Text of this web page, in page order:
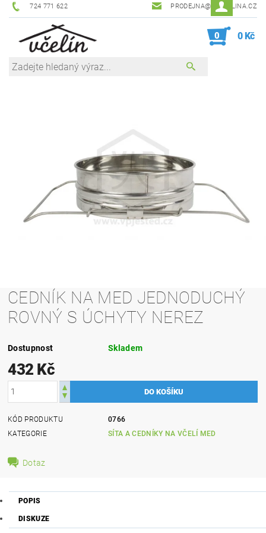
724 771 622 PRODEJNA@ZEVCELINA.CZ
0 0 Kč
CEDNÍK NA MED JEDNODUCHÝ
ROVNÝ S ÚCHYTY NEREZ
Dostupnost Skladem
432 Kč
KÓD PRODUKTU
0766
KATEGORIE
SÍTA A CEDNÍKY NA VČELÍ MED
Dotaz
POPIS
DISKUZE